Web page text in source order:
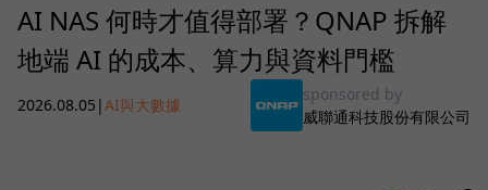
AI NAS 何時才值得部署？QNAP 拆解
地端 AI 的成本、算力與資料門檻
2026.08.05 |AI與大數據
sponsored by
威聯通科技股份有限公司